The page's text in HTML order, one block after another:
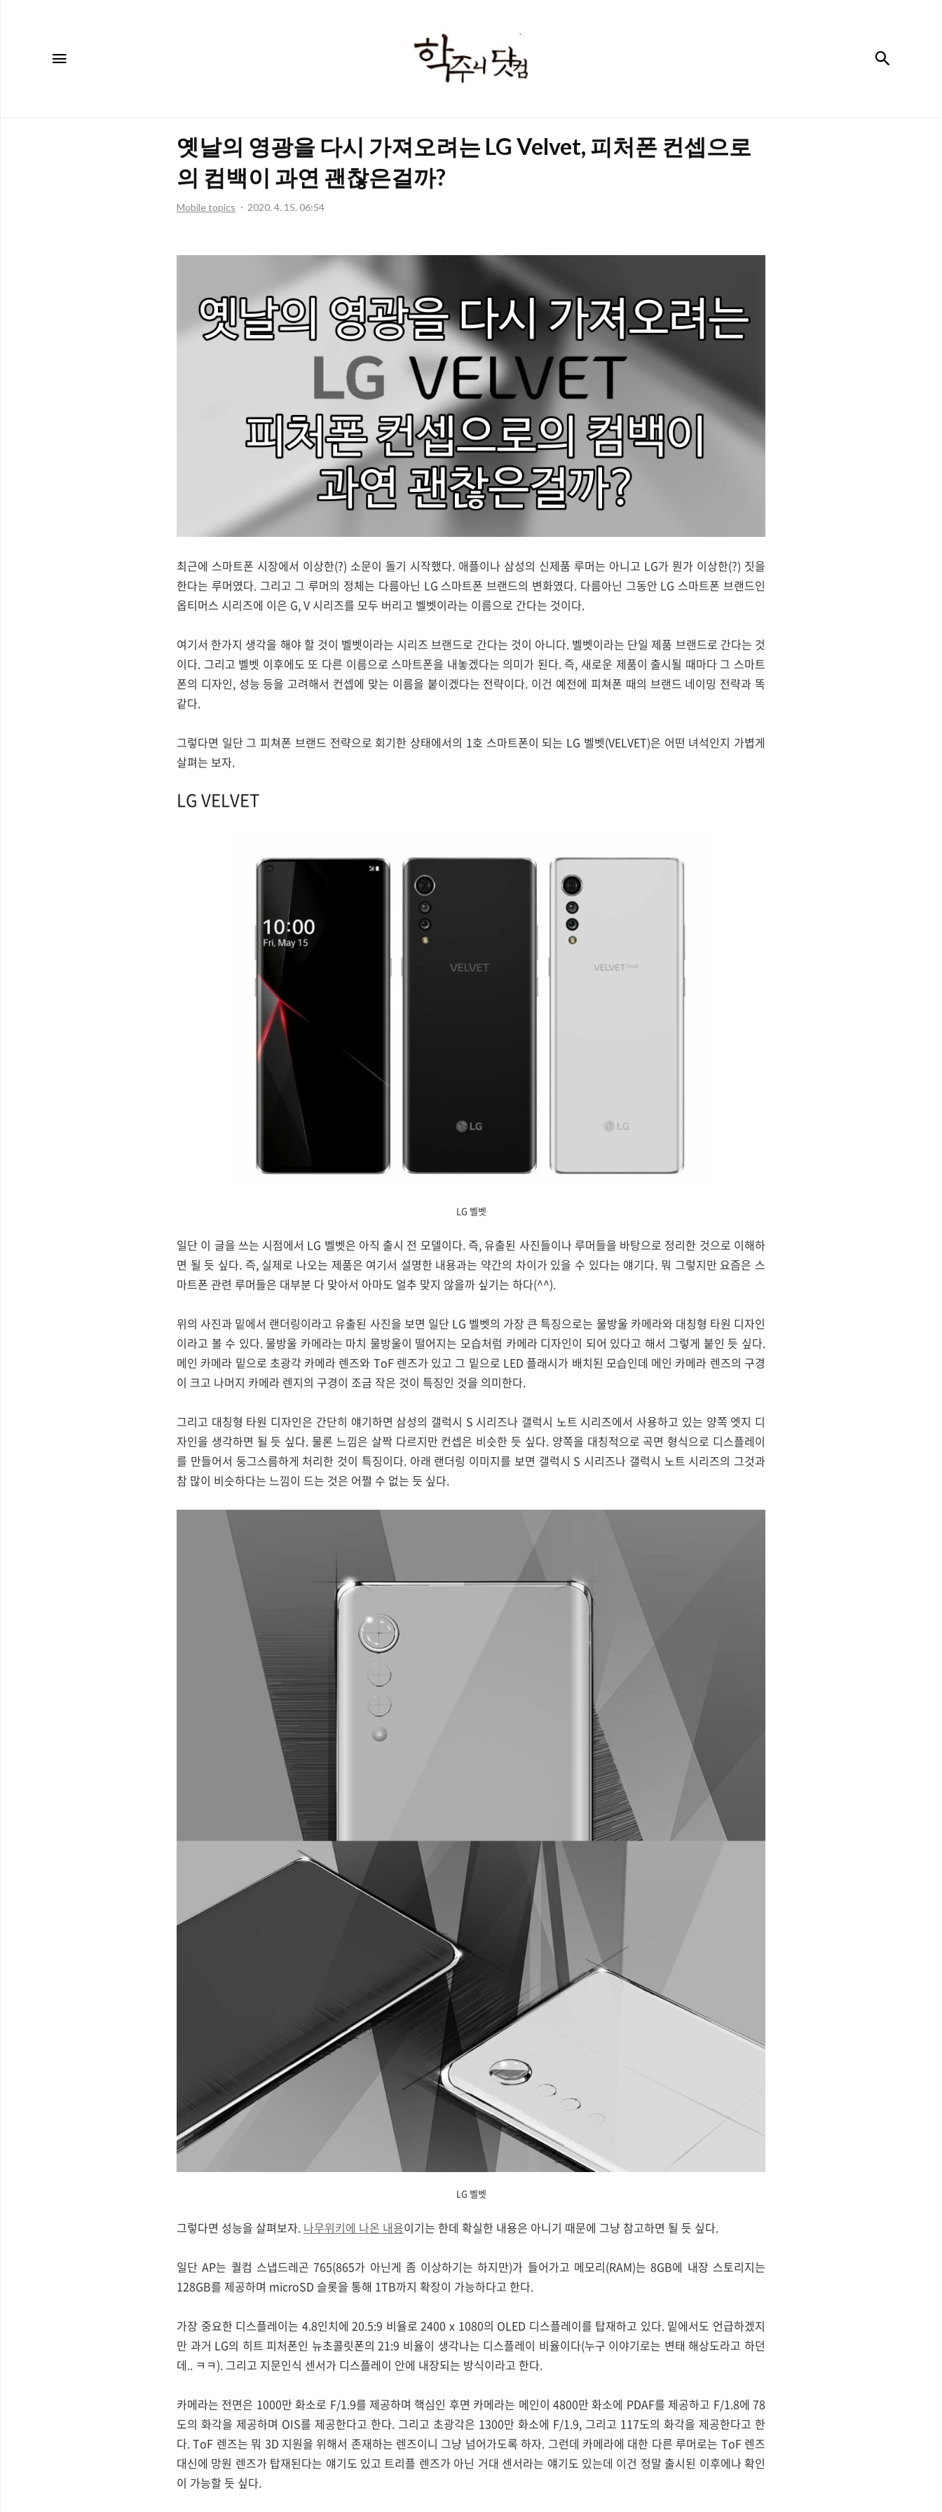
주
닷
컴
옛날의 영광을 다시 가져오려는 LG Velvet, 피처폰 컨셉으로
의 컴백이 과연 괜찮은걸까?
Mobile topics 2020. 4. 15. 06:54
최근에 스마트폰 시장에서 이상한(?) 소문이 돌기 시작했다. 애플이나 삼성의 신제품 루머는 아니고 LG가 뭔가 이상한(?) 짓을
한다는 루머였다. 그리고 그 루머의 정체는 다름아닌 LG 스마트폰 브랜드의 변화였다. 다름아닌 그동안 LG 스마트폰 브랜드인
옵티머스 시리즈에 이은 G, V 시리즈를 모두 버리고 벨벳이라는 이름으로 간다는 것이다.
여기서 한가지 생각을 해야 할 것이 벨벳이라는 시리즈 브랜드로 간다는 것이 아니다. 벨벳이라는 단일 제품 브랜드로 간다는 것
이다. 그리고 벨벳 이후에도 또 다른 이름으로 스마트폰을 내놓겠다는 의미가 된다. 즉, 새로운 제품이 출시될 때마다 그 스마트
폰의 디자인, 성능 등을 고려해서 컨셉에 맞는 이름을 붙이겠다는 전략이다. 이건 예전에 피쳐폰 때의 브랜드 네이밍 전략과 똑
같다.
그렇다면 일단 그 피쳐폰 브랜드 전략으로 회기한 상태에서의 1호 스마트폰이 되는 LG 벨벳(VELVET)은 어떤 녀석인지 가볍게
살펴는 보자.
LG VELVET
LG 벨벳
일단 이 글을 쓰는 시점에서 LG 벨벳은 아직 출시 전 모델이다. 즉, 유출된 사진들이나 루머들을 바탕으로 정리한 것으로 이해하
면 될 듯 싶다. 즉, 실제로 나오는 제품은 여기서 설명한 내용과는 약간의 차이가 있을 수 있다는 얘기다. 뭐 그렇지만 요즘은 스
마트폰 관련 루머들은 대부분 다 맞아서 아마도 얼추 맞지 않을까 싶기는 하다(^^).
위의 사진과 밑에서 랜더링이라고 유출된 사진을 보면 일단 LG 벨벳의 가장 큰 특징으로는 물방울 카메라와 대칭형 타원 디자인
이라고 볼 수 있다. 물방울 카메라는 마치 물방울이 떨어지는 모습처럼 카메라 디자인이 되어 있다고 해서 그렇게 붙인 듯 싶다.
메인 카메라 밑으로 초광각 카메라 렌즈와 ToF 렌즈가 있고 그 밑으로 LED 플래시가 배치된 모습인데 메인 카메라 렌즈의 구경
이 크고 나머지 카메라 렌지의 구경이 조금 작은 것이 특징인 것을 의미한다.
그리고 대칭형 타원 디자인은 간단히 얘기하면 삼성의 갤럭시 S 시리즈나 갤럭시 노트 시리즈에서 사용하고 있는 양쪽 엣지 디
자인을 생각하면 될 듯 싶다. 물론 느낌은 살짝 다르지만 컨셉은 비슷한 듯 싶다. 양쪽을 대칭적으로 곡면 형식으로 디스플레이
를 만들어서 둥그스름하게 처리한 것이 특징이다. 아래 랜더링 이미지를 보면 갤럭시 S 시리즈나 갤럭시 노트 시리즈의 그것과
참 많이 비슷하다는 느낌이 드는 것은 어쩔 수 없는 듯 싶다.
LG 벨벳
그렇다면 성능을 살펴보자. 나무위키에 나온 내용이기는 한데 확실한 내용은 아니기 때문에 그냥 참고하면 될 듯 싶다.
일단 AP는 퀄컴 스냅드레곤 765(865가 아닌게 좀 이상하기는 하지만)가 들어가고 메모리(RAM)는 8GB에 내장 스토리지는
128GB를 제공하며 microSD 슬롯을 통해 1TB까지 확장이 가능하다고 한다.
가장 중요한 디스플레이는 4.8인치에 20.5:9 비율로 2400 x 1080의 OLED 디스플레이를 탑재하고 있다. 밑에서도 언급하겠지
만 과거 LG의 히트 피처폰인 뉴초콜릿폰의 21:9 비율이 생각나는 디스플레이 비율이다(누구 이야기로는 변태 해상도라고 하던
데.. ㅋㅋ). 그리고 지문인식 센서가 디스플레이 안에 내장되는 방식이라고 한다.
카메라는 전면은 1000만 화소로 F/1.9를 제공하며 핵심인 후면 카메라는 메인이 4800만 화소에 PDAF를 제공하고 F/1.8에 78
도의 화각을 제공하며 OIS를 제공한다고 한다. 그리고 초광각은 1300만 화소에 F/1.9, 그리고 117도의 화각을 제공한다고 한
다. ToF 렌즈는 뭐 3D 지원을 위해서 존재하는 렌즈이니 그냥 넘어가도록 하자. 그런데 카메라에 대한 다른 루머로는 ToF 렌즈
대신에 망원 렌즈가 탑재된다는 얘기도 있고 트리플 렌즈가 아닌 거대 센서라는 얘기도 있는데 이건 정말 출시된 이후에나 확인
이 가능할 듯 싶다.